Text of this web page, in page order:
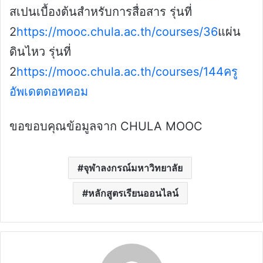
สเปนเบื้องต้นสำหรับการสื่อสาร รุ่นที่
2https://mooc.chula.ac.th/courses/36แผ่น
ดินไหว รุ่นที่
2https://mooc.chula.ac.th/courses/144ครู
อัพเดตดอทคอม
ขอขอบคุณข้อมูลจาก CHULA MOOC
จุฬาลงกรณ์มหาวิทยาลัย
หลักสูตรเรียนออนไลน์